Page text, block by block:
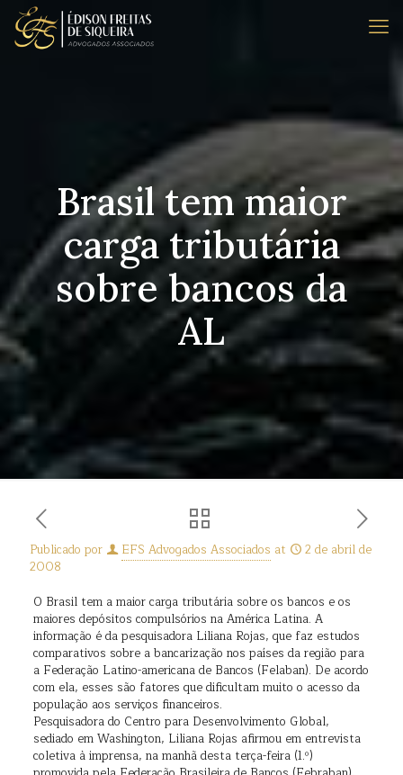
Brasil tem maior
carga tributária
sobre bancos da
AL
Publicado por EFS Advogados Associados at
2 de abril de
2008
O Brasil tem a maior carga tributária sobre os bancos e os
maiores depósitos compulsórios na América Latina. A
informação é da pesquisadora Liliana Rojas, que faz estudos
comparativos sobre a bancarização nos países da região para
a Federação Latino-americana de Bancos (Felaban). De acordo
com ela, esses são fatores que dificultam muito o acesso da
população aos serviços financeiros.
Pesquisadora do Centro para Desenvolvimento Global,
sediado em Washington, Liliana Rojas afirmou em entrevista
coletiva à imprensa, na manhã desta terça-feira (1.º)